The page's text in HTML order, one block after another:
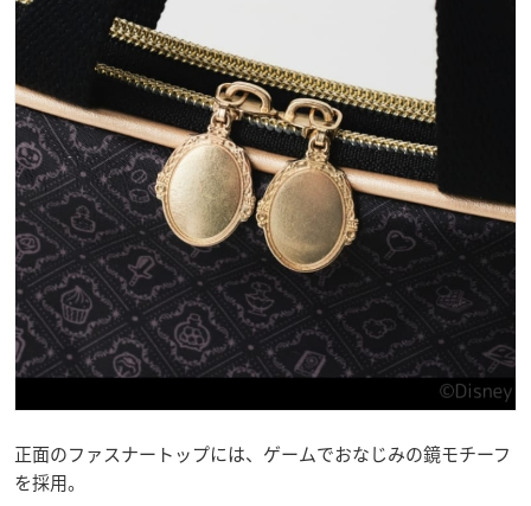
正面のファスナートップには、ゲームでおなじみの鏡モチーフ
を採用。